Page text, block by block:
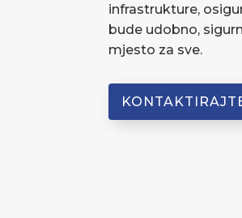
infrastrukture,
bude udobno,
mjesto za sve.